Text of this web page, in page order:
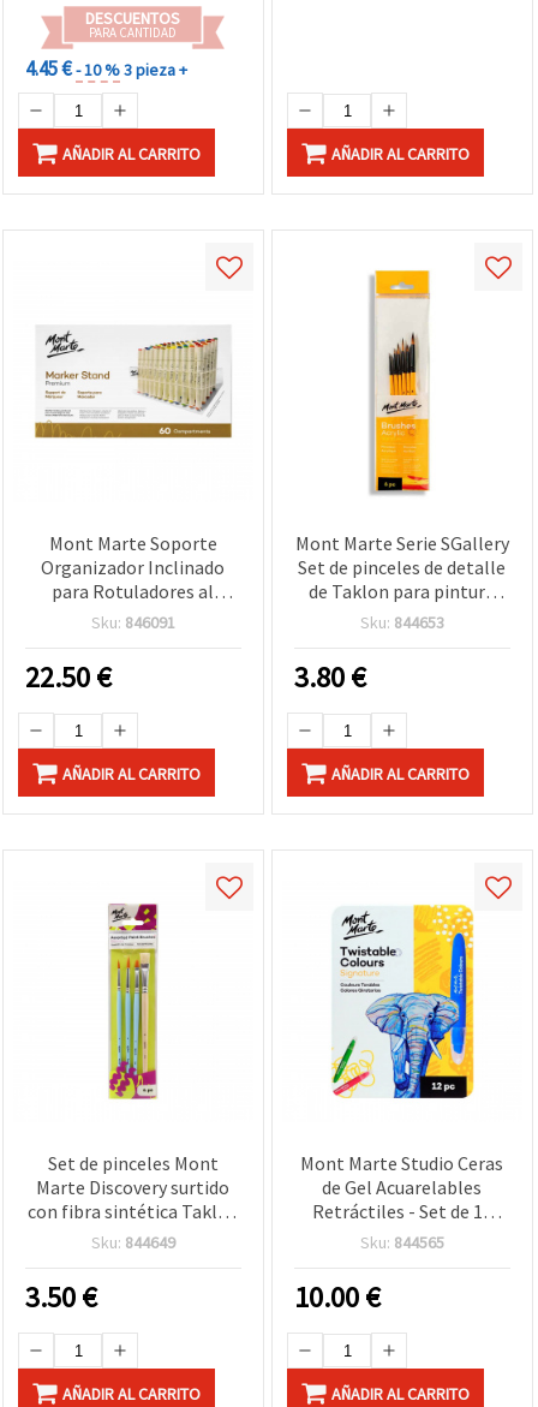
DESCUENTOS
PARA CANTIDAD
4.45 €- 10 %3 pieza +
AÑADIR AL CARRITO AÑADIR AL CARRITO
Mont Marte Soporte
Organizador Inclinado
para Rotuladores al
Alcohol, 60
Unidad
Sku: 846091
22.50€
AÑADIR AL CARRITO
Mont Marte Serie SGallery
Set de pinceles de detalle
de Taklon para pintura
acrílica y manualidades - 6
Sku: 844653
3.80€
AÑADIR AL CARRITO
Set de pinceles Mont
Marte Discovery surtido
con fibra sintética Taklon
y cerda natural - 4 piezas
Sku: 844649
3.50€
AÑADIR AL CARRITO
Mont Marte Studio Ceras
de Gel Acuarelables
Retráctiles - Set de 12
Colores Vibrantes
Sku: 844565
10.00€
AÑADIR AL CARRITO